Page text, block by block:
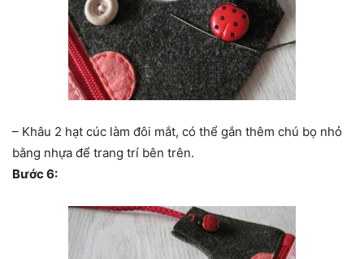
– Khâu 2 hạt cúc làm đôi mắt, có thể gắn thêm chú bọ nhỏ
bằng nhựa để trang trí bên trên.
Bước 6: